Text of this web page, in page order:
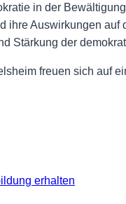
in der
ihre Auswirkungen auf
Stärkung der
freuen sich auf
erhalten